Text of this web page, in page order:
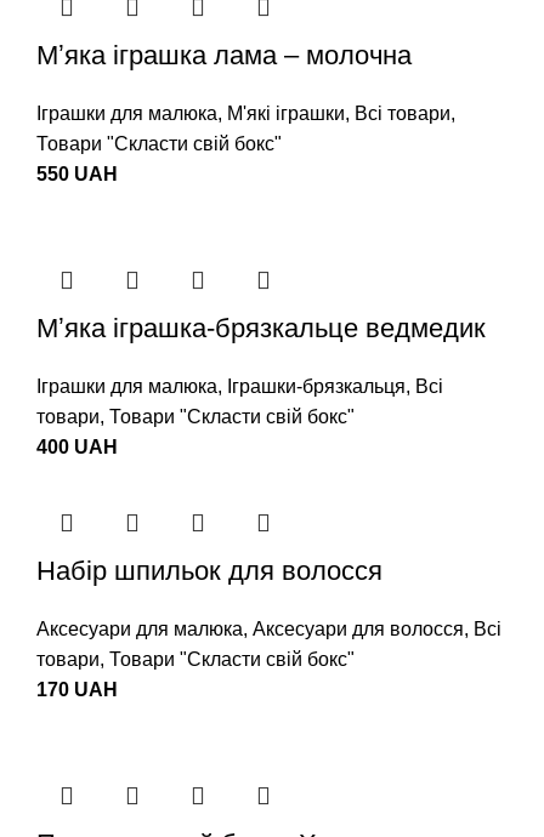
Мʼяка іграшка лама – молочна
Іграшки для малюка, М'які іграшки, Всі товари,
Товари "Cкласти свій бокс"
550 UAH
Мʼяка іграшка-брязкальце ведмедик
Іграшки для малюка, Іграшки-брязкальця, Всі
товари, Товари "Cкласти свій бокс"
400 UAH
Набір шпильок для волосся
Аксесуари для малюка, Аксесуари для волосся, Всі
товари, Товари "Cкласти свій бокс"
170 UAH